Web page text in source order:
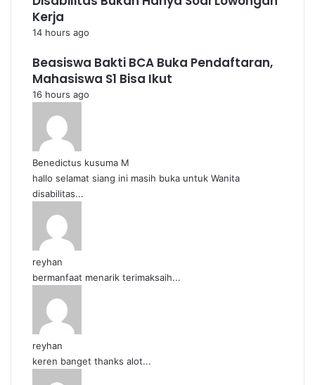
Kerja
14 hours ago
Beasiswa Bakti BCA Buka Pendaftaran,
Mahasiswa S1 Bisa Ikut
16 hours ago
Benedictus kusuma M
hallo selamat siang ini masih buka untuk Wanita
disabilitas...
reyhan
bermanfaat menarik terimaksaih...
reyhan
keren banget thanks alot...